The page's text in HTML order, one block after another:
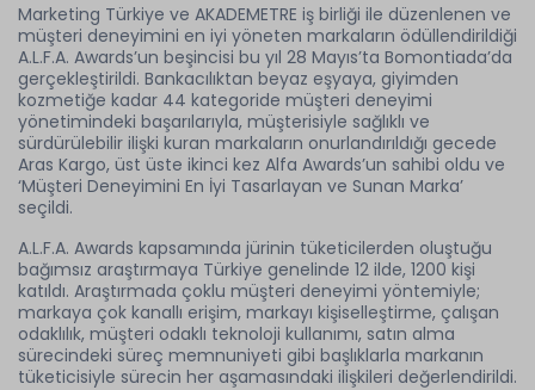
Marketing Türkiye ve AKADEMETRE iş birliği ile düzenlenen ve
müşteri deneyimini en iyi yöneten markaların ödüllendirildiği
A.L.F.A. Awards’un beşincisi bu yıl 28 Mayıs’ta Bomontiada’da
gerçekleştirildi. Bankacılıktan beyaz eşyaya, giyimden
kozmetiğe kadar 44 kategoride müşteri deneyimi
yönetimindeki başarılarıyla, müşterisiyle sağlıklı ve
sürdürülebilir ilişki kuran markaların onurlandırıldığı gecede
Aras Kargo, üst üste ikinci kez Alfa Awards’un sahibi oldu ve
‘Müşteri Deneyimini En İyi Tasarlayan ve Sunan Marka’
seçildi.
A.L.F.A. Awards kapsamında jürinin tüketicilerden oluştuğu
bağımsız araştırmaya Türkiye genelinde 12 ilde, 1200 kişi
katıldı. Araştırmada çoklu müşteri deneyimi yöntemiyle;
markaya çok kanallı erişim, markayı kişiselleştirme, çalışan
odaklılık, müşteri odaklı teknoloji kullanımı, satın alma
sürecindeki süreç memnuniyeti gibi başlıklarla markanın
tüketicisiyle sürecin her aşamasındaki ilişkileri değerlendirildi.